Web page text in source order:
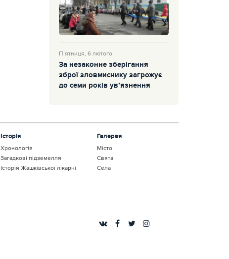
П’ятниця, 6 лютого
За незаконне зберігання
зброї зловмиснику загрожує
до семи років ув’язнення
Історія
Хронологія
Загадкові підземелля
Історія Жашківської лікарні
Галерея
Місто
Свята
Села